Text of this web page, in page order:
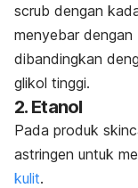
scrub dengan
menyebar
dibandingkan
glikol tinggi.
2. Etanol
Pada produk
astringen untuk
kulit.